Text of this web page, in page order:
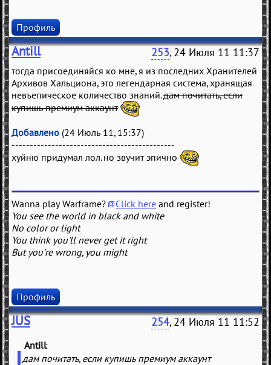
Профиль
Antill 253, 24 Июля 11 11:37
тогда присоединяйся ко мне, я из последних Хранителей
Архивов Хальциона, это легендарная система, хранящая
невъепическое количество знаний.дам почитать, если
купишь премиум аккаунт
Добавлено (24 Июль 11, 15:37)
---------------------------------------------
хуйню придумал лол. но звучит эпично
Wanna play Warframe? Click here and register!
You see the world in black and white
No color or light
You think you'll never get it right
But you're wrong, you might
Профиль
JUS 254, 24 Июля 11 11:52
Antill
дам почитать, если купишь премиум аккаунт